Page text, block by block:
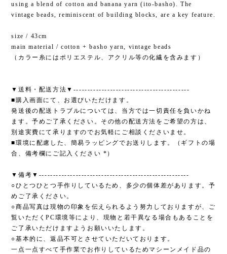
using a blend of cotton and banana yarn (ito-basho). The
vintage beads, reminiscent of building blocks, are a key feature.
size / 43cm
main material / cotton + basho yarn, vintage beads
（カラー糸にはポリエステル、アクリル等の化繊を含みます）
▼送料・配送方法▼-----------------------------------------
■購入画面にて、お選びいただけます。
発送後の配送トラブルについては、当方では一切責任を負いかね
ます。予めご了承ください。その他の配送方法をご希望の方は、
別途実費にて承りますのでお気軽にご相談くださいませ。
■環境に配慮した、簡易ラッピングでお送りします。（ギフトの場
合、備考欄にご記入ください *）
▼備考▼-----------------------------------------------------
○ひとつひとつ手作りしているため、多少の個体差があります。予
めご了承ください。
○商品写真は現物の印象を伝えられるよう努力しておりますが、ご
覧いただくPC環境等により、現物と若干異なる場合もあることを
ご了承いただけますようお願いいたします。
○基本的に、返品不可とさせていただいております。
一点一点すべて手作業でお作りしているためマシーンメイド品の